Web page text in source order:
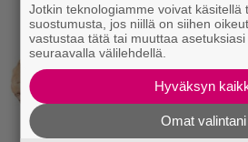
Jotkin teknologiamme voivat käsitellä
suostumusta, jos niillä on siihen
vastustaa tätä tai muuttaa
seuraavalla välilehdellä.
Hyväksyn
Omat valintani